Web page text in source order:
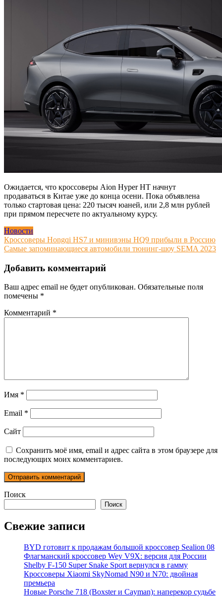
Ожидается, что кроссоверы Aion Hyper HT начнут
продаваться в Китае уже до конца осени. Пока объявлена
только стартовая цена: 220 тысяч юаней, или 2,8 млн рублей
при прямом пересчете по актуальному курсу.
Новости
Навигация
по
записям
Кроссоверы Hongqi HS7 и минивэны HQ9 прибыли в Россию
Самые запоминающиеся автомобили тюнинг-шоу SEMA 2023
Добавить комментарий
Ваш адрес email не будет опубликован. Обязательные поля
помечены *
Комментарий *
Имя *
Email *
Сайт
Сохранить моё имя, email и адрес сайта в этом браузере для
последующих моих комментариев.
Поиск
Поиск
Свежие записи
BYD готовит к продажам большой кроссовер Sealion 08
Флагманский кроссовер Wey V9X: версия для России
Shelby F-150 Super Snake Sport вернулся в гамму
Кроссоверы Xiaomi SkyNomad N90 и N70: двойная
премьера
Новые Porsche 718 (Boxster и Cayman): наперекор судьбе